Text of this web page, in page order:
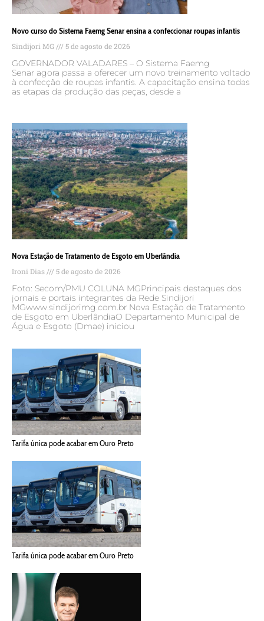
Novo curso do Sistema Faemg Senar ensina a confeccionar roupas infantis
Sindijori MG 5 de agosto de 2026
GOVERNADOR VALADARES – O Sistema Faemg
Senar agora passa a oferecer um novo treinamento voltado
à confecção de roupas infantis. A capacitação ensina todas
as etapas da produção das peças, desde a
Nova Estação de Tratamento de Esgoto em Uberlândia
Ironi Dias 5 de agosto de 2026
Foto: Secom/PMU COLUNA MGPrincipais destaques dos
jornais e portais integrantes da Rede Sindijori
MGwww.sindijorimg.com.br Nova Estação de Tratamento
de Esgoto em UberlândiaO Departamento Municipal de
Água e Esgoto (Dmae) iniciou
Tarifa única pode acabar em Ouro Preto
Tarifa única pode acabar em Ouro Preto